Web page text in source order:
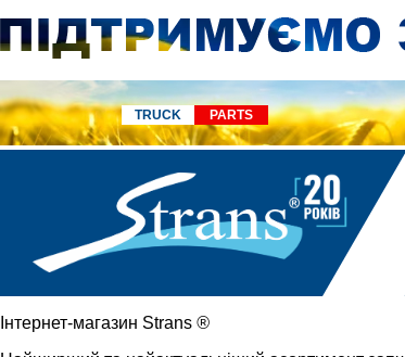
TRUCK PARTS
Iнтернет-магазин Strans ®